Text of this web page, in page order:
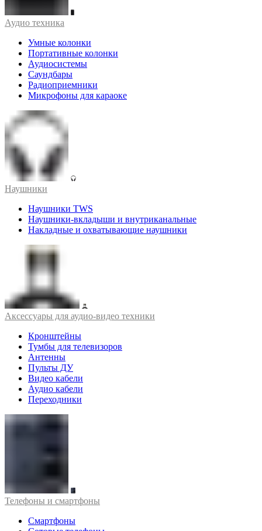
Аудио техника
Умные колонки
Портативные колонки
Аудиосистемы
Саундбары
Радиоприемники
Микрофоны для караоке
Наушники
Наушники TWS
Наушники-вкладыши и внутриканальные
Накладные и охватывающие наушники
Аксессуары для аудио-видео техники
Кронштейны
Тумбы для телевизоров
Антенны
Пульты ДУ
Видео кабели
Аудио кабели
Переходники
Телефоны и смартфоны
Смартфоны